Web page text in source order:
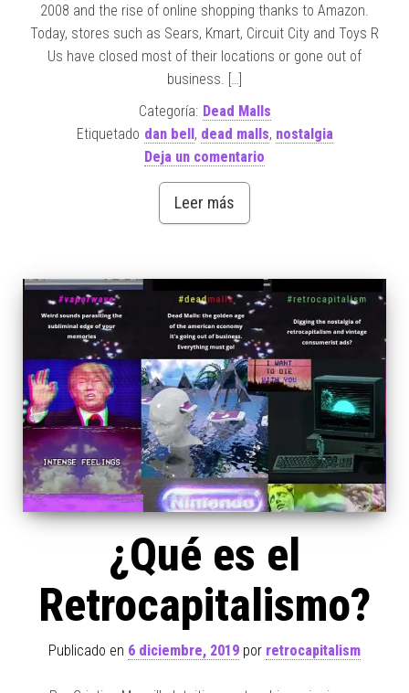
2008 and the rise of online shopping thanks to Amazon.
Today, stores such as Sears, Kmart, Circuit City and Toys R
Us have closed most of their locations or gone out of
business. […]
Categoría: Dead Malls
Etiquetado dan bell, dead malls, nostalgia
Deja un comentario
Leer más
¿Qué es el
Retrocapitalismo?
Publicado en 6 diciembre, 2019 por retrocapitalism